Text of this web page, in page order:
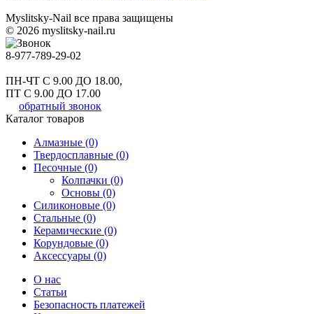
Myslitsky-Nail все права защищены
© 2026 myslitsky-nail.ru
8-977-789-29-02
ПН-ЧТ С 9.00 ДО 18.00,
ПТ С 9.00 ДО 17.00
обратный звонок
Каталог товаров
Алмазные (0)
Твердосплавные (0)
Песочные (0)
Колпачки (0)
Основы (0)
Силиконовые (0)
Стальные (0)
Керамические (0)
Корундовые (0)
Аксессуары (0)
О нас
Статьи
Безопасность платежей